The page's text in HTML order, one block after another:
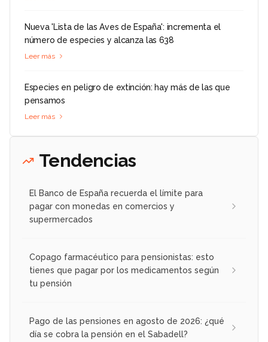
Nueva 'Lista de las Aves de España': incrementa el
número de especies y alcanza las 638
Leer más
Especies en peligro de extinción: hay más de las que
pensamos
Leer más
Tendencias
El Banco de España recuerda el límite para
pagar con monedas en comercios y
supermercados
Copago farmacéutico para pensionistas: esto
tienes que pagar por los medicamentos según
tu pensión
Pago de las pensiones en agosto de 2026: ¿qué
día se cobra la pensión en el Sabadell?